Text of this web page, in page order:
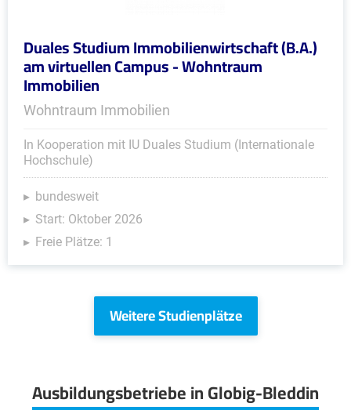
Duales Studium Immobilienwirtschaft (B.A.)
am virtuellen Campus - Wohntraum
Immobilien
Wohntraum Immobilien
In Kooperation mit IU Duales Studium (Internationale
Hochschule)
bundesweit
Start: Oktober 2026
Freie Plätze: 1
Weitere Studienplätze
Ausbildungsbetriebe in Globig-Bleddin